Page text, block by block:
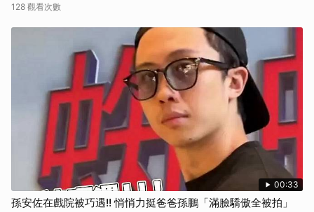
128 觀看次數
00:33
孫安佐在戲院被巧遇!! 悄悄力挺爸爸孫鵬「滿臉驕傲全被拍」